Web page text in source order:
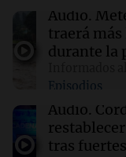
Incidentes
y dos
Fito Páez y
Buenos
tierras
Audio.
traerá
durante la
Episodios
Audio.
tras